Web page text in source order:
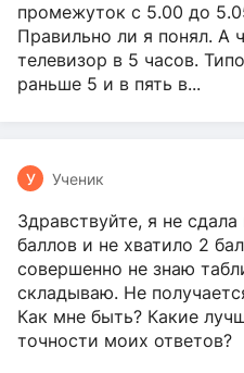
промежуток с 5.00 до
Правильно ли я понял. А
телевизор в 5 часов.
раньше 5 и в пять в...
У Ученик
Здравствуйте, я не
баллов и не хватило 2
совершенно не знаю
складываю. Не
Как мне быть? Какие
точности моих ответов?